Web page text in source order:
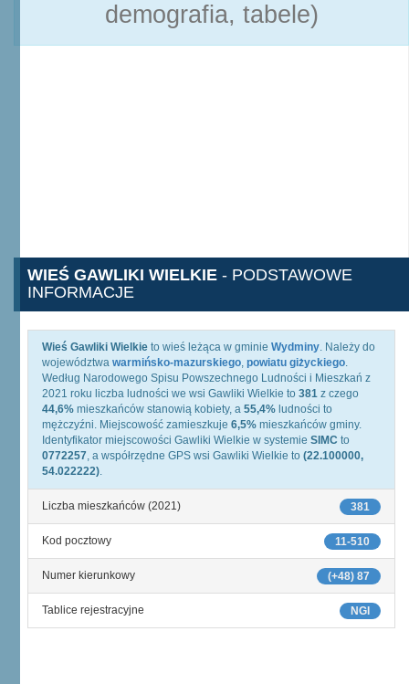
demografia, tabele)
WIEŚ GAWLIKI WIELKIE - PODSTAWOWE
INFORMACJE
Wieś Gawliki Wielkie to wieś leżąca w gminie Wydminy. Należy do
województwa warmińsko-mazurskiego, powiatu giżyckiego.
Według Narodowego Spisu Powszechnego Ludności i Mieszkań z
2021 roku liczba ludności we wsi Gawliki Wielkie to 381 z czego
44,6% mieszkańców stanowią kobiety, a 55,4% ludności to
mężczyźni. Miejscowość zamieszkuje 6,5% mieszkańców gminy.
Identyfikator miejscowości Gawliki Wielkie w systemie SIMC to
0772257, a współrzędne GPS wsi Gawliki Wielkie to (22.100000,
54.022222).
381
Liczba mieszkańców (2021)
11-510
Kod pocztowy
(+48) 87
Numer kierunkowy
NGI
Tablice rejestracyjne